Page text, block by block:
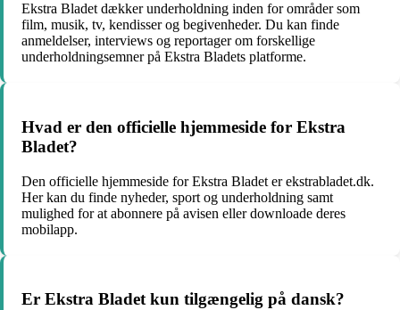
Ekstra Bladet dækker underholdning inden for områder som
film, musik, tv, kendisser og begivenheder. Du kan finde
anmeldelser, interviews og reportager om forskellige
underholdningsemner på Ekstra Bladets platforme.
Hvad er den officielle hjemmeside for Ekstra
Bladet?
Den officielle hjemmeside for Ekstra Bladet er ekstrabladet.dk.
Her kan du finde nyheder, sport og underholdning samt
mulighed for at abonnere på avisen eller downloade deres
mobilapp.
Er Ekstra Bladet kun tilgængelig på dansk?